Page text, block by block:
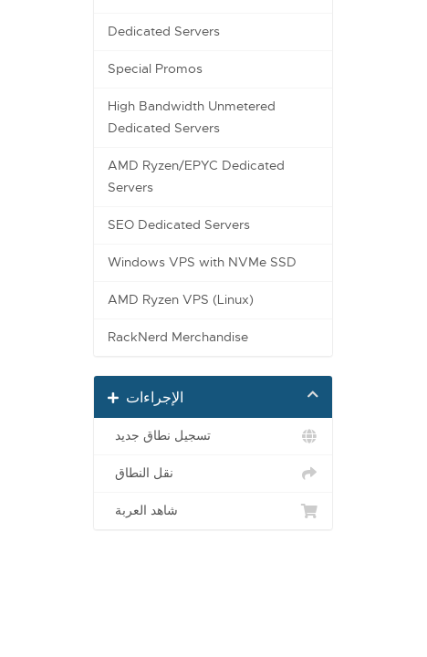
Dedicated Servers
Special Promos
High Bandwidth Unmetered
Dedicated Servers
AMD Ryzen/EPYC Dedicated
Servers
SEO Dedicated Servers
Windows VPS with NVMe SSD
AMD Ryzen VPS (Linux)
RackNerd Merchandise
الإجراءات
تسجيل نطاق جديد
نقل النطاق
شاهد العربة